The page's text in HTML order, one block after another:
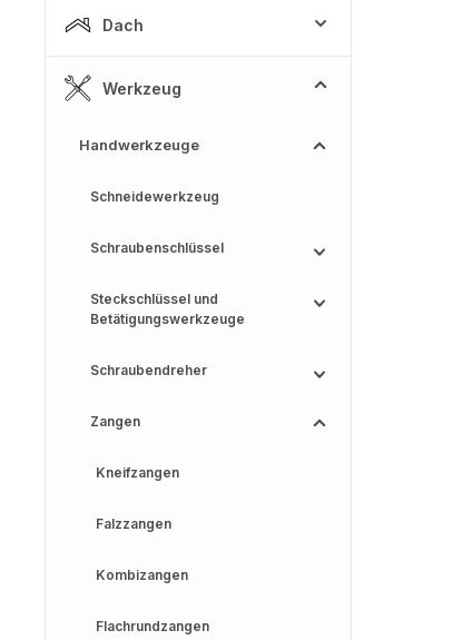
Dach
Werkzeug
Handwerkzeuge
Schneidewerkzeug
Schraubenschlüssel
Steckschlüssel und
Betätigungswerkzeuge
Schraubendreher
Zangen
Kneifzangen
Falzzangen
Kombizangen
Flachrundzangen